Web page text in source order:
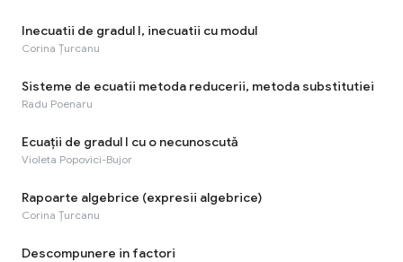
Inecuatii de gradul I, inecuatii cu modul
Corina Țurcanu
Sisteme de ecuatii metoda reducerii, metoda substitutiei
Radu Poenaru
Ecuații de gradul I cu o necunoscută
Violeta Popovici-Bujor
Rapoarte algebrice (expresii algebrice)
Corina Țurcanu
Descompunere in factori